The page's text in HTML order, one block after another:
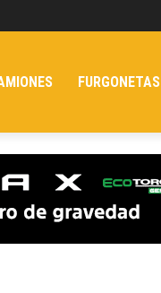
FURGONETAS